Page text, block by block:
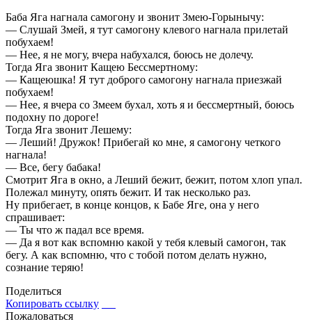
Баба Яга нагнала самогону и звонит Змею-Горынычу:
— Слушай Змей, я тут самогону клевого нагнала прилетай
побухаем!
— Нее, я не могу, вчера набухался, боюсь не долечу.
Тогда Яга звонит Кащею Бессмертному:
— Кащеюшка! Я тут доброго самогону нагнала приезжай
побухаем!
— Нее, я вчера со Змеем бухал, хоть я и бессмертный, боюсь
подохну по дороге!
Тогда Яга звонит Лешему:
— Леший! Дружок! Прибегай ко мне, я самогону четкого
нагнала!
— Все, бегу бабака!
Смотрит Яга в окно, а Леший бежит, бежит, потом хлоп упал.
Полежал минуту, опять бежит. И так несколько раз.
Ну прибегает, в конце концов, к Бабе Яге, она у него
спрашивает:
— Ты что ж падал все время.
— Да я вот как вспомню какой у тебя клевый самогон, так
бегу. А как вспомню, что с тобой потом делать нужно,
сознание теряю!
Поделиться
Копировать ссылку
Пожаловаться